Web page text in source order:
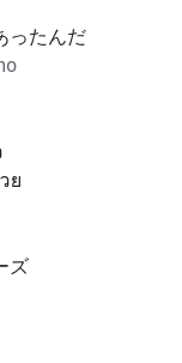
ったんだ
ย
ズ